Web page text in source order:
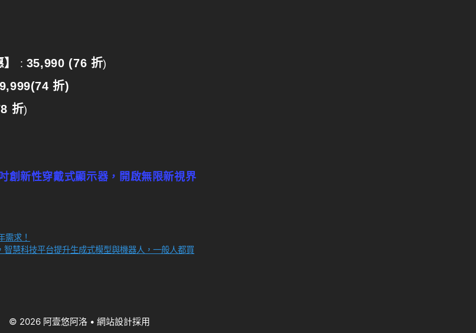
: 35,990 (76 折)
折)
折)
新性穿戴式顯示器，開啟無限新視界
求！
慧科技平台提升生成式模型與機器人，一般人都買
© 2026 阿壹悠阿洛• 網站設計採用